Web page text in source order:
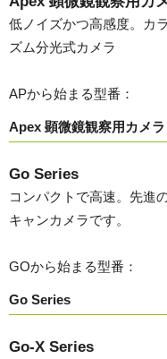
低ノイズかつ高感度。カ
ズム分光式カメラ
APから始まる型番：
Apex 顕微鏡観察用カメ
Go Series
コンパクトで高速。先進
キャンカメラです。
GOから始まる型番：
Go Series
Go-X Series